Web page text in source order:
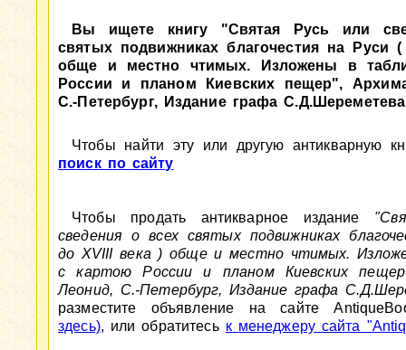
Вы ищете книгу "Святая Русь или
святых подвижниках благочестия на Руси
обще и местно чтимых. Изложены в
России и планом Киевских пещер",
С.-Петербург, Издание графа
Чтобы найти эту или другую антикварную
поиск по сайту
Чтобы продать антикварное издание
сведения о всех святых подвижниках
до XVIII века ) обще и местно чтимых.
с картою России и планом Киевских
Леонид, С.-Петербург, Издание графа
разместите объявление на сайте
здесь), или обратитесь к менеджеру сайта